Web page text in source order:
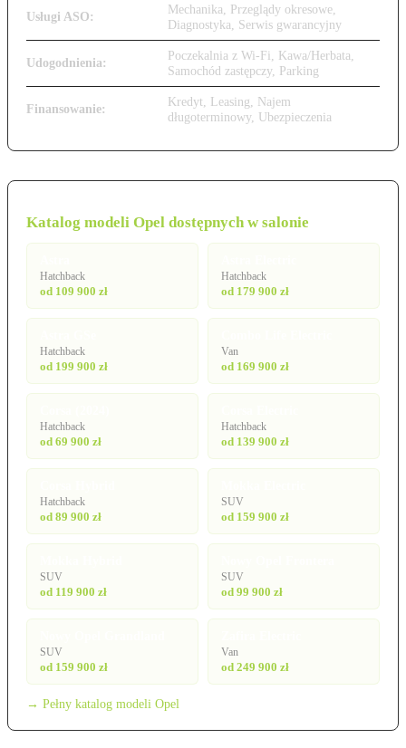
Usługi ASO:
Mechanika, Przeglądy okresowe,
Diagnostyka, Serwis gwarancyjny
Udogodnienia:
Poczekalnia z Wi-Fi, Kawa/Herbata,
Samochód zastępczy, Parking
Finansowanie:
Kredyt, Leasing, Najem
długoterminowy, Ubezpieczenia
Katalog modeli Opel dostępnych w salonie
Hatchback
od 109 900 zł
Hatchback
od 179 900 zł
Hatchback
od 199 900 zł
Van
od 169 900 zł
Hatchback
od 69 900 zł
Hatchback
od 139 900 zł
Hatchback
od 89 900 zł
SUV
od 159 900 zł
SUV
od 119 900 zł
SUV
od 99 900 zł
SUV
od 159 900 zł
Van
od 249 900 zł
→ Pełny katalog modeli Opel